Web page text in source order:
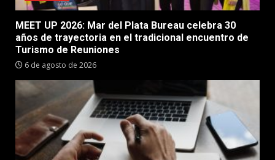
MEET UP 2026: Mar del Plata Bureau celebra 30
años de trayectoria en el tradicional encuentro de
Turismo de Reuniones
6 de agosto de 2026